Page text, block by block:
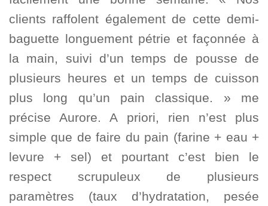
clients raffolent également de cette demi-
baguette longuement pétrie et façonnée à
la main, suivi d’un temps de pousse de
plusieurs heures et un temps de cuisson
plus long qu’un pain classique. » me
précise Aurore. A priori, rien n’est plus
simple que de faire du pain (farine + eau +
levure + sel) et pourtant c’est bien le
respect scrupuleux de plusieurs
paramètres (taux d’hydratation, pesée